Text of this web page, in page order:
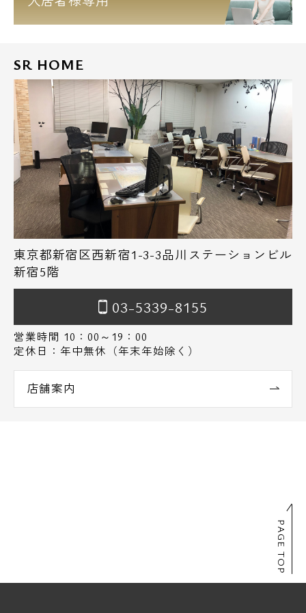
SR HOME
東京都新宿区西新宿1-3-3品川ステーションビル
新宿5階
03-5339-8155
営業時間 10：00～19：00
定休日：年中無休（年末年始除く）
店舗案内
PAGE TOP